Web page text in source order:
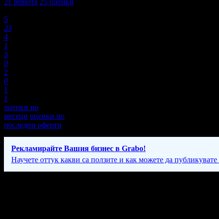
21 ревюта 25 оценки
5
23
4
1
3
0
2
0
1
1
оценки по
месеци оценки по
последни оферти
Рекламирайте Вашия бизнес в Grabo!
Научете оттук какви са ползите и как можете да публикувате